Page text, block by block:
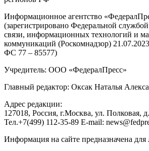
Информационное агентство
(зарегистрировано Федеральной
связи, информационных технологий и
коммуникаций (Роскомнадзор)
ФС 77 – 85577)
Учредитель: ООО «ФедералПресс»
Главный редактор: Оксак Наталья
Адрес редакции:
127018, Россия, г.Москва, ул. Полковая,
Тел.+7(499) 112-35-89 E-mail:
Информация на сайте предназначена для